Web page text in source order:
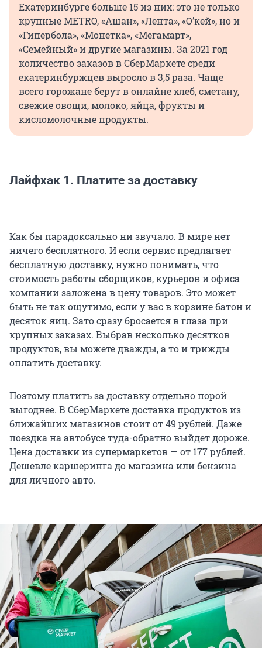
Екатеринбурге больше 15 из них: это не только
крупные METRO, «Ашан», «Лента», «О’кей», но и
«Гипербола», «Монетка», «Мегамарт»,
«Семейный» и другие магазины. За 2021 год
количество заказов в СберМаркете среди
екатеринбуржцев выросло в 3,5 раза. Чаще
всего горожане берут в онлайне хлеб, сметану,
свежие овощи, молоко, яйца, фрукты и
кисломолочные продукты.
Лайфхак 1. Платите за доставку
Как бы парадоксально ни звучало. В мире нет
ничего бесплатного. И если сервис предлагает
бесплатную доставку, нужно понимать, что
стоимость работы сборщиков, курьеров и офиса
компании заложена в цену товаров. Это может
быть не так ощутимо, если у вас в корзине батон и
десяток яиц. Зато сразу бросается в глаза при
крупных заказах. Выбрав несколько десятков
продуктов, вы можете дважды, а то и трижды
оплатить доставку.
Поэтому платить за доставку отдельно порой
выгоднее. В СберМаркете доставка продуктов из
ближайших магазинов стоит от 49 рублей. Даже
поездка на автобусе туда-обратно выйдет дороже.
Цена доставки из супермаркетов — от 177 рублей.
Дешевле каршеринга до магазина или бензина
для личного авто.